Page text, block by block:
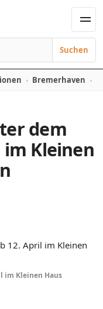
Suchen
Bremerhaven
dem
im Kleinen
im Kleinen Haus